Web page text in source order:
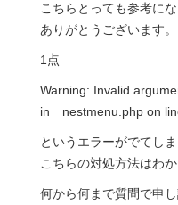
こちらとっても参考にな
ありがとうございます。
1点
Warning: Invalid
in nestmenu.php on
というエラーがでてしま
こちらの対処方法はわ
何から何まで質問で申し